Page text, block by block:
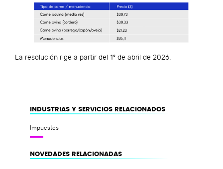
La resolución rige a partir del 1º de abril de 2026.
INDUSTRIAS Y SERVICIOS RELACIONADOS
Impuestos
NOVEDADES RELACIONADAS